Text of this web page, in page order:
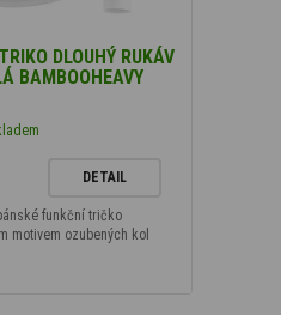
DLOUHÝ RUKÁV
BAMBOOHEAVY
DETAIL
funkční tričko
motivem ozubených kol